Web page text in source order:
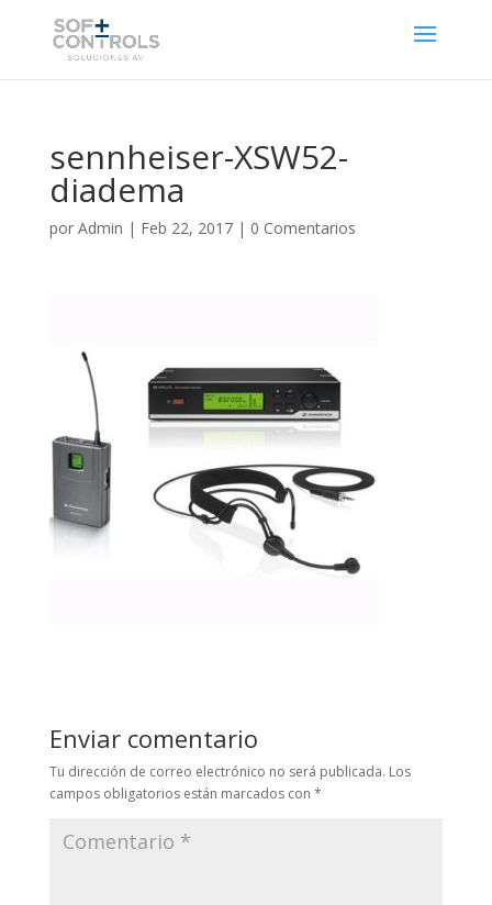
sennheiser-XSW52-
diadema
por Admin | Feb 22, 2017| 0 Comentarios
Enviar comentario
Tu dirección de correo electrónico no será publicada. Los
campos obligatorios están marcados con *